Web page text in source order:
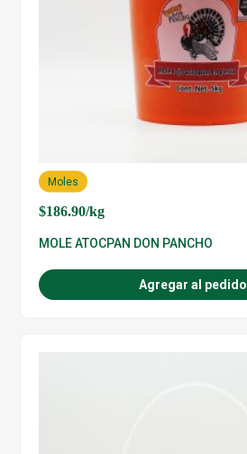
$186.90/kg
Moles
MOLE ATOCPAN DON PANCHO
Agregar al pedido